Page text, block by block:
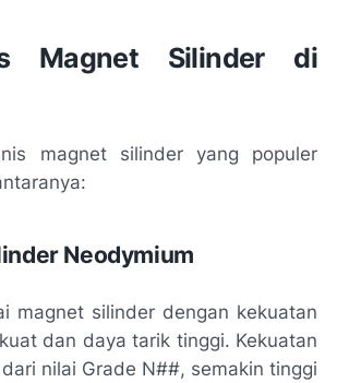
Magnet Silinder di
magnet silinder yang populer
Neodymium
magnet silinder dengan kekuatan
dan daya tarik tinggi. Kekuatan
nilai Grade N##, semakin tinggi